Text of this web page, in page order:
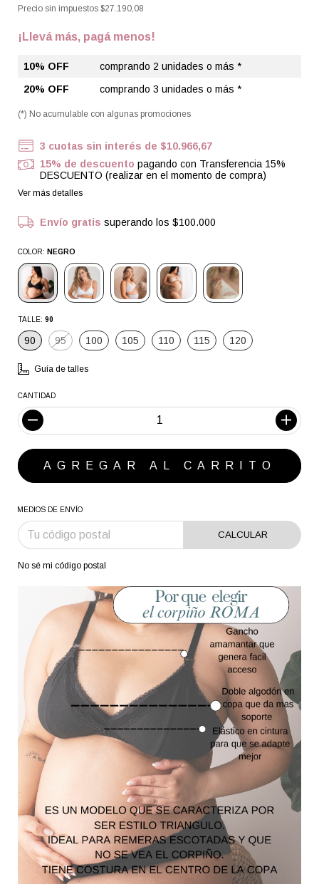
Precio sin impuestos $27.190,08
¡Llevá más, pagá menos!
10% OFF
comprando 2 unidades o más *
20% OFF
comprando 3 unidades o más *
(*) No acumulable con algunas promociones
3 cuotas sin interés de $10.966,67
15% de descuento pagando con Transferencia 15%
DESCUENTO (realizar en el momento de compra)
Ver más detalles
Envío gratissuperando los$100.000
COLOR: NEGRO
TALLE: 90
90 95 100 105 110 115 120
Guía de talles
CANTIDAD
MEDIOS DE ENVÍO
CALCULAR
No sé mi código postal